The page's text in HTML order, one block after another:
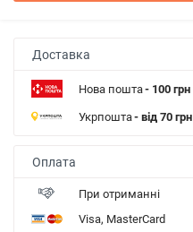
Доставка
Нова пошта- 100 грн
Укрпошта- від 70 грн
Оплата
При отриманні
Visa, MasterCard